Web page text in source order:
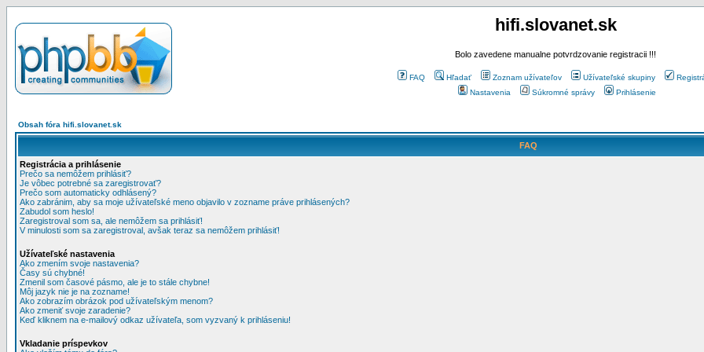
hifi.slovanet.sk
Bolo zavedene manualne potvrdzovanie registracii !!!
FAQ Hľadať Zoznam užívateľov Užívateľské skupiny
Nastavenia
Súkromné správy Prihlásenie
Obsah fóra hifi.slovanet.sk
FAQ
Registrácia a prihlásenie
Prečo sa nemôžem prihlásiť?
Je vôbec potrebné sa zaregistrovať?
Prečo som automaticky odhlásený?
Ako zabránim, aby sa moje užívateľské meno objavilo v zozname práve prihlásených?
Zabudol som heslo!
Zaregistroval som sa, ale nemôžem sa prihlásiť!
V minulosti som sa zaregistroval, avšak teraz sa nemôžem prihlásiť!
Užívateľské nastavenia
Ako zmením svoje nastavenia?
Časy sú chybné!
Zmenil som časové pásmo, ale je to stále chybne!
Môj jazyk nie je na zozname!
Ako zobrazím obrázok pod užívateľským menom?
Ako zmeniť svoje zaradenie?
Keď kliknem na e-mailový odkaz užívateľa, som vyzvaný k prihláseniu!
Vkladanie príspevkov